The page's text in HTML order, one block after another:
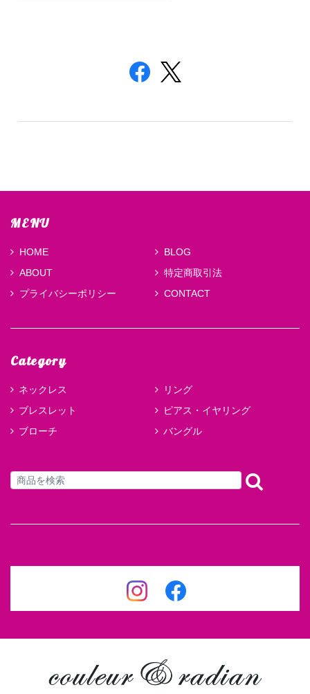
MENU
HOME
BLOG
ABOUT
特定商取引法
プライバシーポリシー
CONTACT
Category
ネックレス
リング
ブレスレット
ピアス・イヤリング
ブローチ
バングル